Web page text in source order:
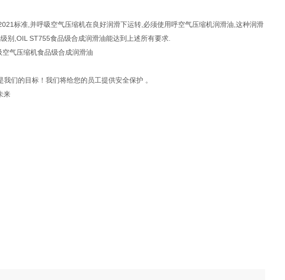
标准,并呼吸空气压缩机在良好润滑下运转,必须使用呼空气压缩机润滑油,这种润滑
别,OIL ST755食品级合成润滑油能达到上述所有要求.
们的目标！我们将给您的员工提供安全保护 。
来